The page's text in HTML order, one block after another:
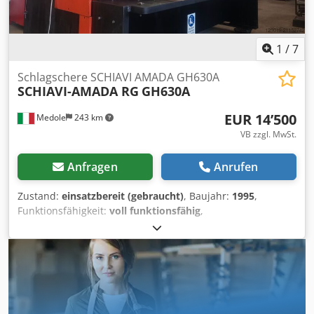
Ober- und Unterwerkzeugen Voll funktionsfähig,
angeschlossen für Tests und Video
1 /7
Medole 243 km
Schlagschere SCHIAVI AMADA GH630A
SCHIAVI-AMADA RG GH630A
EUR 14’500
VB zzgl. MwSt.
Anfragen Anrufen
Zustand: einsatzbereit (gebraucht), Baujahr: 1995,
Funktionsfähigkeit: voll funktionsfähig,
, Eingangsfrequenz:
100 mm, Ausladung:400 mm, Öltankkapazität:50 l,
Gesamtlänge:2’700 mm , Gesamtbreite:1’700 mm,
2’200 mm, Gesamtgewicht: 3’500 kg
Verfahrweg X-Achse:600 mm , Steuerungshersteller: TASK
Steuerungsmodell: MASTER 3AX